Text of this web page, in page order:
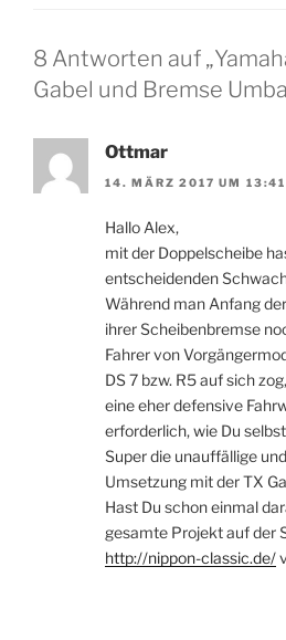
8 Antworten auf
Gabel und Bremse
Ottmar
14. MÄRZ 2017 UM 13:41
Hallo Alex,
mit der Doppelscheibe
entscheidenden
Während man Anfang
ihrer Scheibenbremse
Fahrer von
DS 7 bzw. R5 auf sich
eine eher defensive
erforderlich, wie Du
Super die unauffällige
Umsetzung mit der TX
Hast Du schon einmal
gesamte Projekt auf der
http://nippon-classic.de/